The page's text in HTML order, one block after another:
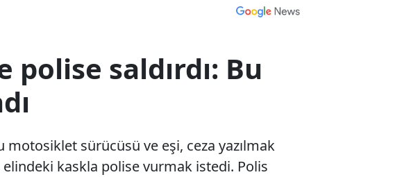
polise saldırdı: Bu
sürücüsü ve eşi, ceza yazılmak
kaskla polise vurmak istedi. Polis